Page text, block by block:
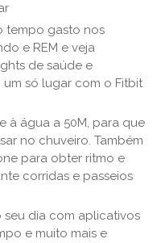
tempo gasto nos
e REM e veja
de saúde e
só lugar com o Fitbit
à água a 50M, para que
no chuveiro. Também
para obter ritmo e
corridas e passeios
dia com aplicativos
e muito mais e